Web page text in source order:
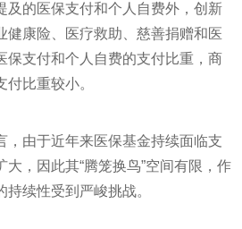
及的医保支付和个人自费外，创新
健康险、医疗救助、慈善捐赠和医
保支付和个人自费的支付比重，商
比重较小。
，由于近年来医保基金持续面临支
，因此其“腾笼换鸟”空间有限，作
续性受到严峻挑战。